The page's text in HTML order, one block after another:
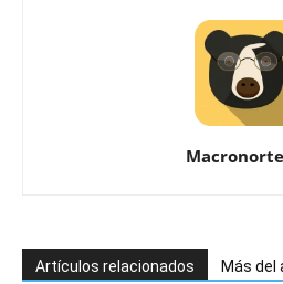
Artículos relacionados Más del